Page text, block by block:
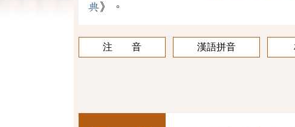
典》。
注 音 漢語拼音